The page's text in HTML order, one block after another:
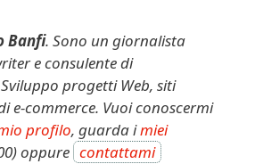
Banfi. Sono un giornalista
e consulente di
progetti Web, siti
e-commerce. Vuoi conoscermi
profilo, guarda imiei
oppure contattami